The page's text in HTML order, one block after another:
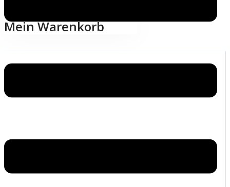
Mein Warenkorb